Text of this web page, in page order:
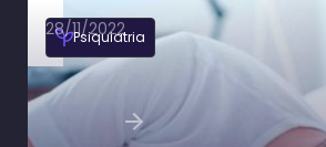
Psiquiatria
28/11/2022
Ansiedade em homens: como a
“masculinidade” pode atrasar o